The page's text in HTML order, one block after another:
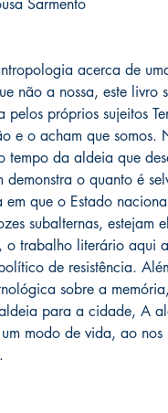
Sarmento
acerca de
não a nossa, este livro
próprios sujeitos
e o acham que somos.
tempo da aldeia que
demonstra o quanto é
que o Estado
subalternas, estejam
o trabalho literário aqui
de resistência.
sobre a
para a cidade, A
modo de vida, ao